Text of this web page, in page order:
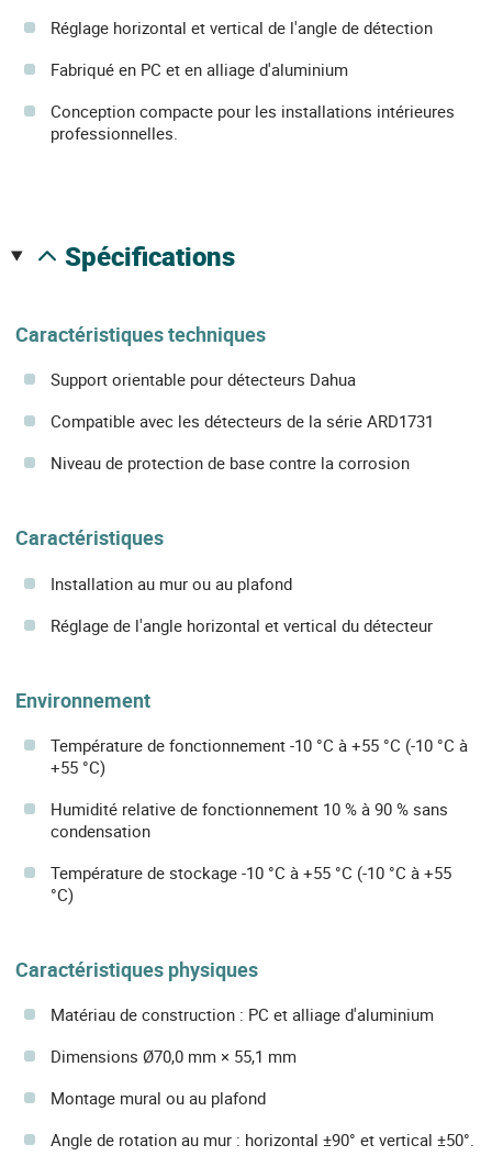
Réglage horizontal et vertical de l'angle de détection
Fabriqué en PC et en alliage d'aluminium
Conception compacte pour les installations intérieures
professionnelles.
spécifications
Caractéristiques techniques
Support orientable pour détecteurs Dahua
Compatible avec les détecteurs de la série ARD1731
Niveau de protection de base contre la corrosion
Caractéristiques
Installation au mur ou au plafond
Réglage de l'angle horizontal et vertical du détecteur
Environnement
Température de fonctionnement -10 °C à +55 °C (-10 °C à
+55 °C)
Humidité relative de fonctionnement 10 % à 90 % sans
condensation
Température de stockage -10 °C à +55 °C (-10 °C à +55
°C)
Caractéristiques physiques
Matériau de construction : PC et alliage d'aluminium
Dimensions Ø70,0 mm × 55,1 mm
Montage mural ou au plafond
Angle de rotation au mur : horizontal ±90° et vertical ±50°.